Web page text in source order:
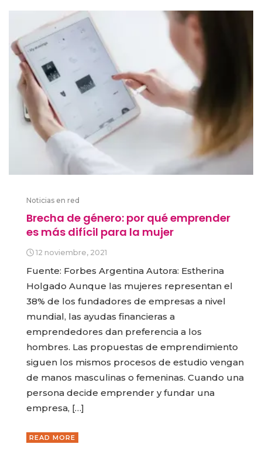
Noticias en red
Brecha de género: por qué emprender
es más difícil para la mujer
12 noviembre, 2021
Fuente: Forbes Argentina Autora: Estherina
Holgado Aunque las mujeres representan el
38% de los fundadores de empresas a nivel
mundial, las ayudas financieras a
emprendedores dan preferencia a los
hombres. Las propuestas de emprendimiento
siguen los mismos procesos de estudio vengan
de manos masculinas o femeninas. Cuando una
persona decide emprender y fundar una
empresa, […]
READ MORE